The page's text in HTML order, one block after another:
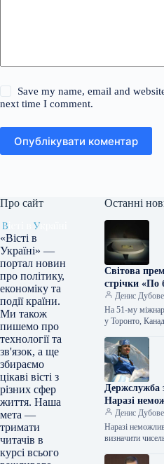
Save my name, email and
next time I comment.
Опублікувати коментар
Про сайт
«Вісті в
Україні» —
портал новин
про політику,
економіку та
події країни.
Ми також
пишемо про
технології та
зв'язок, а ще
збираємо
цікаві вісті з
різних сфер
життя. Наша
мета —
тримати
читачів в
курсі всього
Останні
Світова
стрічки «По
відбудеться
в Торонто.
Денис
На 51-му
у Торонто,
Держслужба
Наразі
точну
народів
Денис
Наразі
визначити
нового перепису